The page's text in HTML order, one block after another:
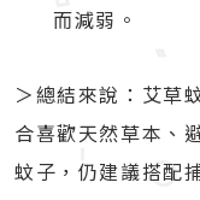
而減弱。
＞總結來說：艾草
合喜歡天然草本、
蚊子，仍建議搭配